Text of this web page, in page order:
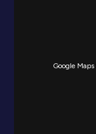
Google